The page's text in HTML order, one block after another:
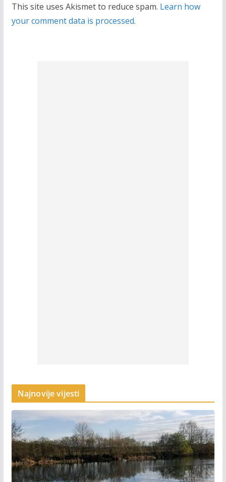
This site uses Akismet to reduce spam. Learn how
your comment data is processed.
Najnovije vijesti